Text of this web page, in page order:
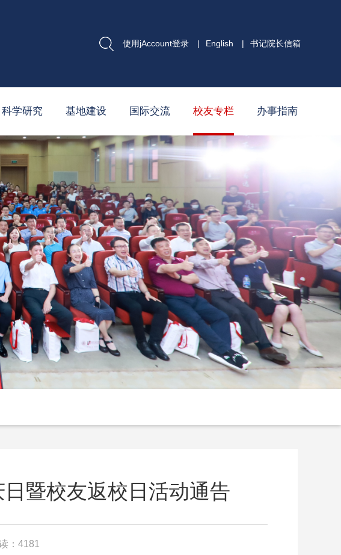
使用jAccount登录 | English | 书记院长信箱
科学研究 基地建设 国际交流 校友专栏 办事指南
暨校友返校日活动通告
：4181